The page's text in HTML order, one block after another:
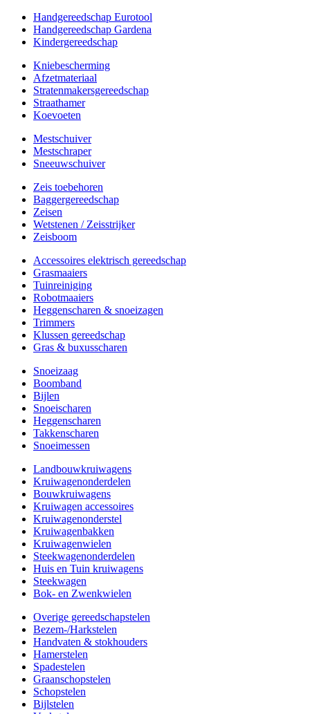
Handgereedschap Eurotool
Handgereedschap Gardena
Kindergereedschap
Kniebescherming
Afzetmateriaal
Stratenmakersgereedschap
Straathamer
Koevoeten
Mestschuiver
Mestschraper
Sneeuwschuiver
Zeis toebehoren
Baggergereedschap
Zeisen
Wetstenen / Zeisstrijker
Zeisboom
Accessoires elektrisch gereedschap
Grasmaaiers
Tuinreiniging
Robotmaaiers
Heggenscharen & snoeizagen
Trimmers
Klussen gereedschap
Gras & buxusscharen
Snoeizaag
Boomband
Bijlen
Snoeischaren
Heggenscharen
Takkenscharen
Snoeimessen
Landbouwkruiwagens
Kruiwagenonderdelen
Bouwkruiwagens
Kruiwagen accessoires
Kruiwagenonderstel
Kruiwagenbakken
Kruiwagenwielen
Steekwagenonderdelen
Huis en Tuin kruiwagens
Steekwagen
Bok- en Zwenkwielen
Overige gereedschapstelen
Bezem-/Harkstelen
Handvaten & stokhouders
Hamerstelen
Spadestelen
Graanschopstelen
Schopstelen
Bijlstelen